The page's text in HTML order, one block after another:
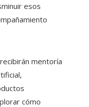
esos
mentoría
cómo